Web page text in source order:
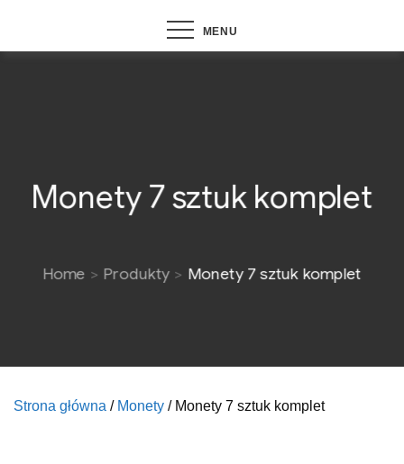
MENU
Monety 7 sztuk komplet
Home Produkty Monety 7 sztuk komplet
Strona główna / Monety / Monety 7 sztuk komplet